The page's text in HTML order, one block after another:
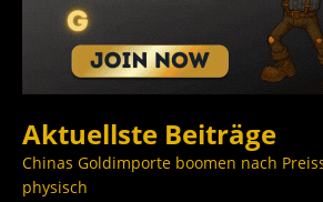
Aktuellste Beiträge
Chinas Goldimporte boomen nach
physisch